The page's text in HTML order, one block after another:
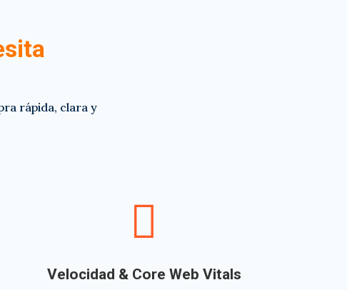
rápida, clara y

Velocidad & Core Web Vitals